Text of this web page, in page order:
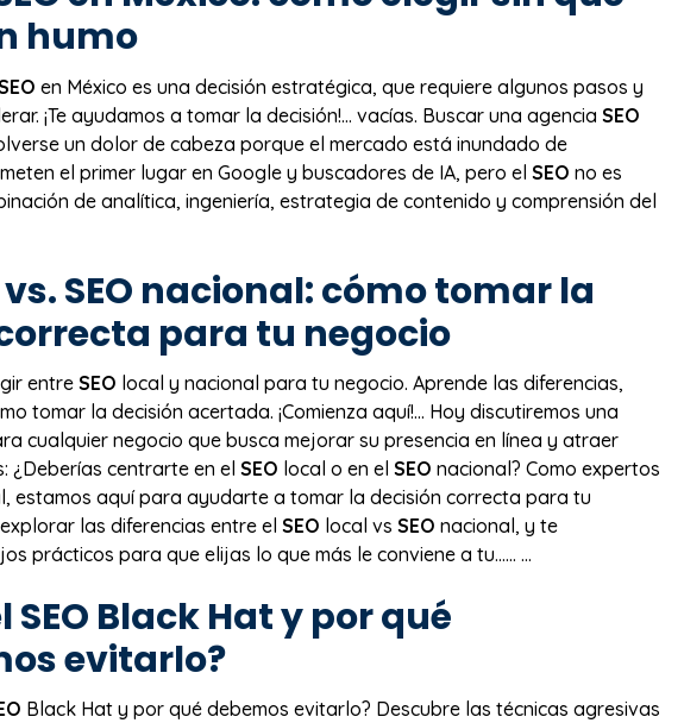
humo
en México es una decisión estratégica, que requiere algunos pasos y
¡Te ayudamos a tomar la decisión!… vacías. Buscar una agencia SEO
un dolor de cabeza porque el mercado está inundado de
el primer lugar en Google y buscadores de IA, pero el SEO no es
de analítica, ingeniería, estrategia de contenido y comprensión del
SEO nacional: cómo tomar la
para tu negocio
entre SEO local y nacional para tu negocio. Aprende las diferencias,
tomar la decisión acertada. ¡Comienza aquí!… Hoy discutiremos una
cualquier negocio que busca mejorar su presencia en línea y atraer
¿Deberías centrarte en el SEO local o en el SEO nacional? Como expertos
estamos aquí para ayudarte a tomar la decisión correcta para tu
las diferencias entre el SEO local vs SEO nacional, y te
prácticos para que elijas lo que más le conviene a tu…… ...
SEO Black Hat y por qué
evitarlo?
Black Hat y por qué debemos evitarlo? Descubre las técnicas agresivas